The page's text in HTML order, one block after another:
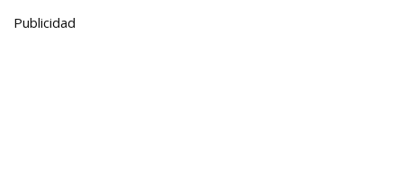
Publicidad